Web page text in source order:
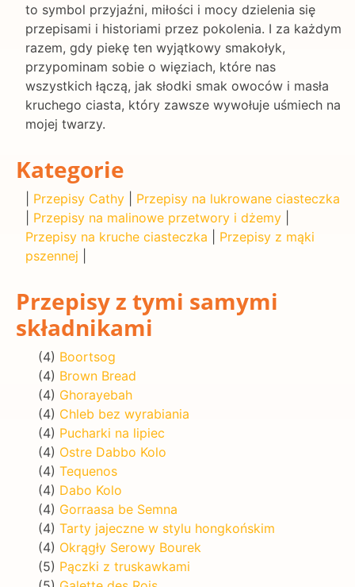
to symbol przyjaźni, miłości i mocy dzielenia się
przepisami i historiami przez pokolenia. I za każdym
razem, gdy piekę ten wyjątkowy smakołyk,
przypominam sobie o więziach, które nas
wszystkich łączą, jak słodki smak owoców i masła
kruchego ciasta, który zawsze wywołuje uśmiech na
mojej twarzy.
Kategorie
Przepisy Cathy
Przepisy na lukrowane ciasteczka
Przepisy na malinowe przetwory i dżemy
Przepisy na kruche ciasteczka
Przepisy z mąki
pszennej
Przepisy z tymi samymi
składnikami
(4) Boortsog
(4) Brown Bread
(4) Ghorayebah
(4) Chleb bez wyrabiania
(4) Pucharki na lipiec
(4) Ostre Dabbo Kolo
(4) Tequenos
(4) Dabo Kolo
(4) Gorraasa be Semna
(4) Tarty jajeczne w stylu hongkońskim
(4) Okrągły Serowy Bourek
(5) Pączki z truskawkami